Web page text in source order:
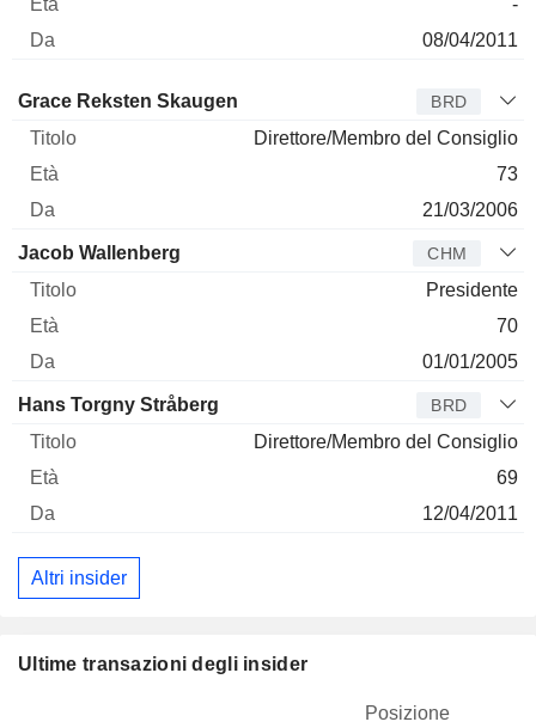
-
08/04/2011
Amministratore Titolo Età
Grace Reksten Skaugen BRD
Direttore/Membro del Consiglio
73
21/03/2006
Jacob Wallenberg CHM
Presidente
70
01/01/2005
Hans Torgny Stråberg BRD
Direttore/Membro del Consiglio
69
12/04/2011
Altri insider
Ultime transazioni degli insider
Posizione